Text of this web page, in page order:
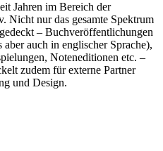
Jahren im Bereich der
Nicht nur das gesamte Spektrum
– Buchveröffentlichungen
auch in englischer Sprache),
Noteneditionen etc. –
zudem für externe Partner
und Design.